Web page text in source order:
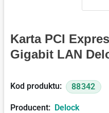
Karta PCI
Gigabit LAN
Kod produktu: 88342
Producent: Delock